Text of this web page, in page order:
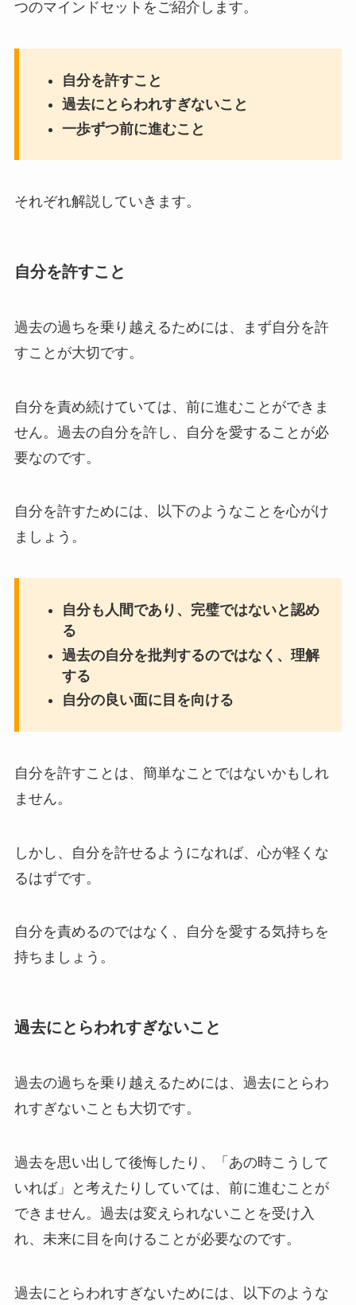
つのマインドセットをご紹介します。
自分を許すこと
過去にとらわれすぎないこと
一歩ずつ前に進むこと
それぞれ解説していきます。
自分を許すこと
過去の過ちを乗り越えるためには、まず自分を許
すことが大切です。
自分を責め続けていては、前に進むことができま
せん。過去の自分を許し、自分を愛することが必
要なのです。
自分を許すためには、以下のようなことを心がけ
ましょう。
自分も人間であり、完璧ではないと認め
る
過去の自分を批判するのではなく、理解
する
自分の良い面に目を向ける
自分を許すことは、簡単なことではないかもしれ
ません。
しかし、自分を許せるようになれば、心が軽くな
るはずです。
自分を責めるのではなく、自分を愛する気持ちを
持ちましょう。
過去にとらわれすぎないこと
過去の過ちを乗り越えるためには、過去にとらわ
れすぎないことも大切です。
過去を思い出して後悔したり、「あの時こうして
いれば」と考えたりしていては、前に進むことが
できません。過去は変えられないことを受け入
れ、未来に目を向けることが必要なのです。
過去にとらわれすぎないためには、以下のような